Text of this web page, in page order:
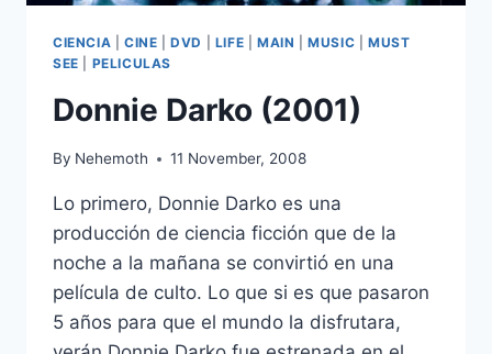
CIENCIA CINE |DVD LIFE MAIN |MUSIC
MUST
SEE
PELICULAS
Donnie Darko (2001)
By Nehemoth 11 November, 2008
Lo primero, Donnie Darko es una
producción de ciencia ficción que de la
noche a la mañana se convirtió en una
película de culto. Lo que si es que pasaron
5 años para que el mundo la disfrutara,